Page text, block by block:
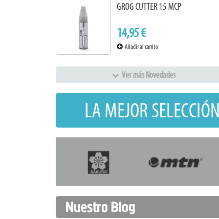
GROG CUTTER 15 MCP
14,95 €
Añadir al carrito
Ver más Novedades
LA MEJOR
Nuestro Blog